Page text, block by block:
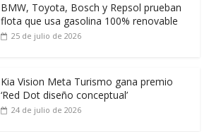
BMW, Toyota, Bosch y Repsol prueban
flota que usa gasolina 100% renovable
25 de julio de 2026
Kia Vision Meta Turismo gana premio
‘Red Dot diseño conceptual’
24 de julio de 2026